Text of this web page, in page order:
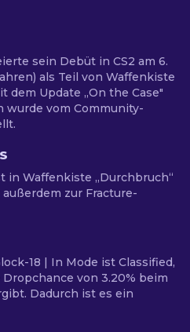
sein Debüt in CS2 am 6.
als Teil von Waffenkiste
dem Update „On the Case"
wurde vom Community-
in Waffenkiste „Durchbruch“
zur Fracture-
18 | In Mode ist Classified,
von 3.20% beim
Dadurch ist es ein